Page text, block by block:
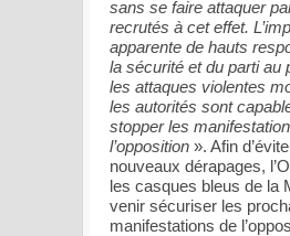
sans se faire attaquer
recrutés à cet effet.
apparente de hauts
la sécurité et du parti au
les attaques violentes
les autorités sont
stopper les
l’opposition ». Afin
nouveaux dérapages,
les casques bleus de la
venir sécuriser les
manifestations de